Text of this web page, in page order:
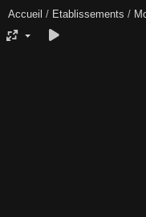
Accueil / Etablissements /